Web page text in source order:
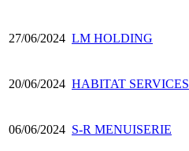
27/06/2024 LM HOLDING
20/06/2024 HABITAT SERVICES
06/06/2024 S-R MENUISERIE